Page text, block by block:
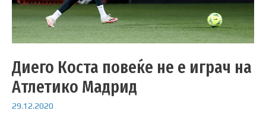
Диего Коста повеќе не е играч на
Атлетико Мадрид
29.12.2020